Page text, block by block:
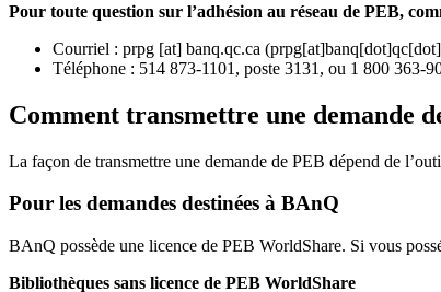
Pour toute question sur l’adhésion au réseau de PEB,
Courriel : prpg [at] banq.qc.ca (
Téléphone : 514 873-1101, poste 3131, ou 1 800 363-
Comment transmettre une demande
La façon de transmettre une demande de PEB dépend de
Pour les demandes destinées à BAnQ
BAnQ possède une licence de PEB WorldShare. Si vous
Bibliothèques sans licence de PEB WorldShare